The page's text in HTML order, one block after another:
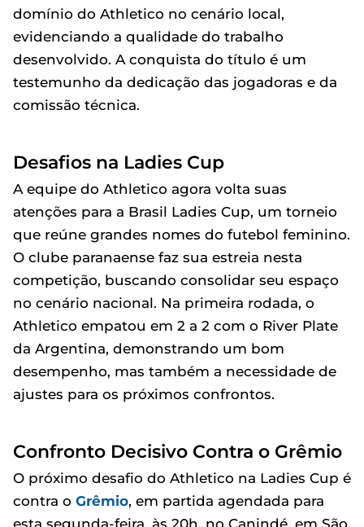
domínio do Athletico no cenário local,
evidenciando a qualidade do trabalho
desenvolvido. A conquista do título é um
testemunho da dedicação das jogadoras e da
comissão técnica.
Desafios na Ladies Cup
A equipe do Athletico agora volta suas
atenções para a Brasil Ladies Cup, um torneio
que reúne grandes nomes do futebol feminino.
O clube paranaense faz sua estreia nesta
competição, buscando consolidar seu espaço
no cenário nacional. Na primeira rodada, o
Athletico empatou em 2 a 2 com o River Plate
da Argentina, demonstrando um bom
desempenho, mas também a necessidade de
ajustes para os próximos confrontos.
Confronto Decisivo Contra o Grêmio
O próximo desafio do Athletico na Ladies Cup é
contra o Grêmio, em partida agendada para
esta segunda-feira, às 20h, no Canindé, em São